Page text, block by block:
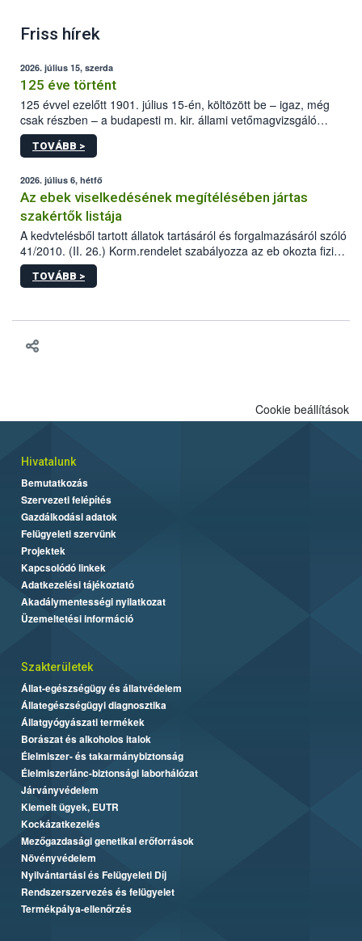
Friss hírek
2026. július 15, szerda
125 éve történt
125 évvel ezelőtt 1901. július 15-én, költözött be – igaz, még
csak részben – a budapesti m. kir. állami vetőmagvizsgáló
állomás a Kis Rókus utca 15. szám alatti, Czigler Győző által
tervezett új épületébe.
TOVÁBB >
2026. július 6, hétfő
Az ebek viselkedésének megítélésében jártas
szakértők listája
A kedvtelésből tartott állatok tartásáról és forgalmazásáról szóló
41/2010. (II. 26.) Korm.rendelet szabályozza az eb okozta fizikai
sérülés, illetve ennek veszélye keletkezésekor felmerülő
hatósági feladatokat, valamint a veszélyes eb tartását és annak
TOVÁBB >
Cookie beállítások
Hivatalunk
Bemutatkozás
Szervezeti felépítés
Gazdálkodási adatok
Felügyeleti szervünk
Projektek
Kapcsolódó linkek
Adatkezelési tájékoztató
Akadálymentességi nyilatkozat
Üzemeltetési információ
Szakterületek
Állat-egészségügy és állatvédelem
Állategészségügyi diagnosztika
Állatgyógyászati termékek
Borászat és alkoholos italok
Élelmiszer- és takarmánybiztonság
Élelmiszerlánc-biztonsági laborhálózat
Járványvédelem
Kiemelt ügyek, EUTR
Kockázatkezelés
Mezőgazdasági genetikai erőforrások
Növényvédelem
Nyilvántartási és Felügyeleti Díj
Rendszerszervezés és felügyelet
Termékpálya-ellenőrzés